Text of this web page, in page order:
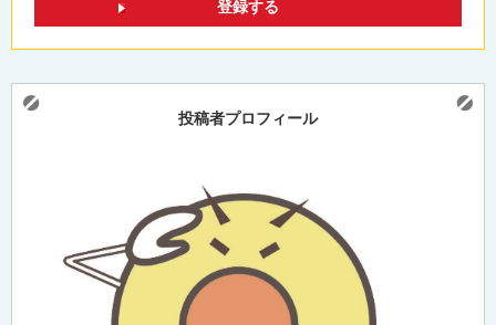
投稿者プロフィール